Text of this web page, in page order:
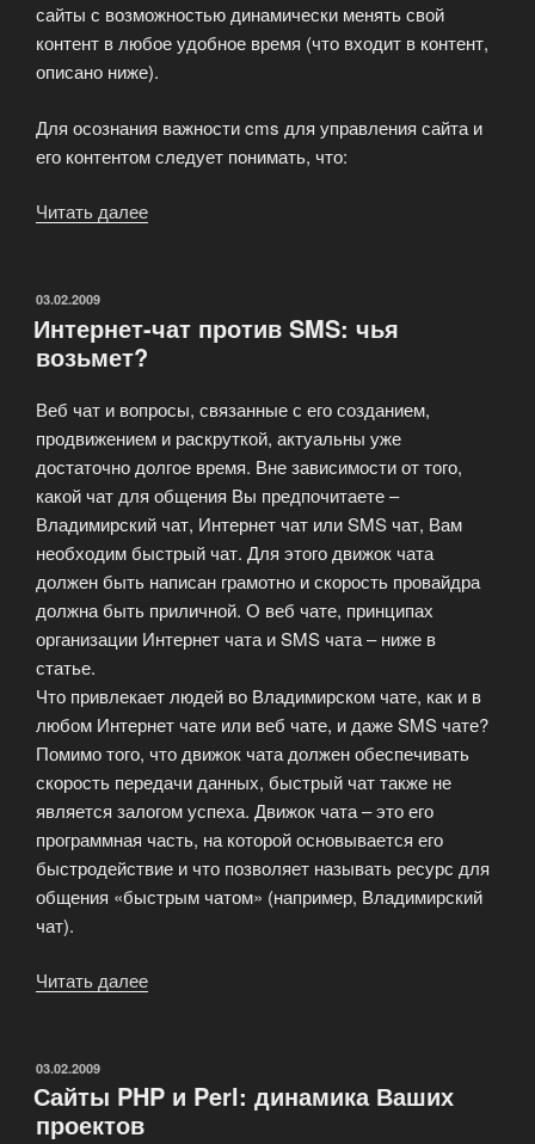
сайты с возможностью динамически менять свой
контент в любое удобное время (что входит в контент,
описано ниже).
Для осознания важности cms для управления сайта и
его контентом следует понимать, что:
Читать далее
управляемый
ключ»
ОПУБЛИКОВАНО
03.02.2009
Интернет-чат против SMS: чья
возьмет?
Веб чат и вопросы, связанные с его созданием,
продвижением и раскруткой, актуальны уже
достаточно долгое время. Вне зависимости от того,
какой чат для общения Вы предпочитаете –
Владимирский чат, Интернет чат или SMS чат, Вам
необходим быстрый чат. Для этого движок чата
должен быть написан грамотно и скорость провайдра
должна быть приличной. О веб чате, принципах
организации Интернет чата и SMS чата – ниже в
статье.
Что привлекает людей во Владимирском чате, как и в
любом Интернет чате или веб чате, и даже SMS чате?
Помимо того, что движок чата должен обеспечивать
скорость передачи данных, быстрый чат также не
является залогом успеха. Движок чата – это его
программная часть, на которой основывается его
быстродействие и что позволяет называть ресурс для
общения «быстрым чатом» (например, Владимирский
чат).
Читать далее
чья
ОПУБЛИКОВАНО
03.02.2009
Сайты PHP и Perl: динамика Ваших
проектов